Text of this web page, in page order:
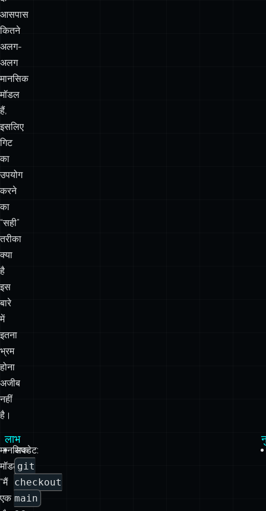
अलग
मानसिक
मॉडल
हैं,
इसलिए
गिट
का
उपयोग
करने
का
“सही”
तरीका
क्या
है
इस
बारे
में
इतना
भ्रम
होना
अजीब
नहीं
है।
मानसिक
मॉडल:
एक
मौजूदा
इतिहास
का
वैकल्पिक
main
&&
git
pull
नया
लाभ